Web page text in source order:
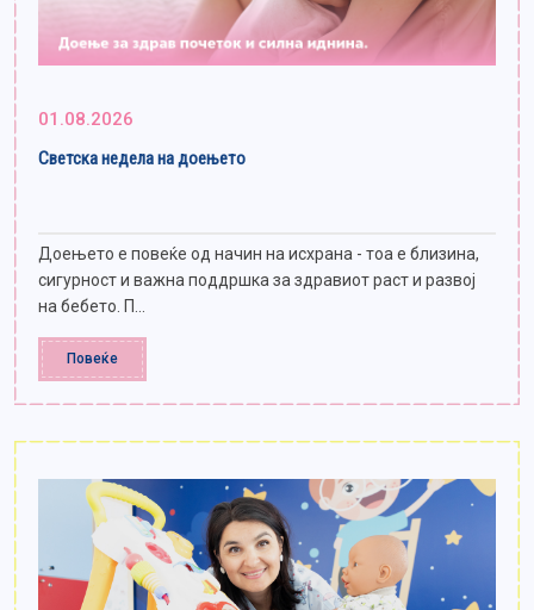
01.08.2026
Светска недела на доењето
Доењето е повеќе од начин на исхрана - тоа е близина,
сигурност и важна поддршка за здравиот раст и развој
на бебето. П...
Повеќе